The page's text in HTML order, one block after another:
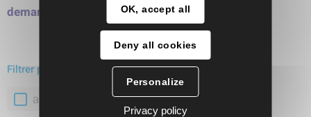
demander conseil
Filtrer par marques
abaque aro feluwa
OK, accept all
Deny all cookies
Personalize
Privacy policy